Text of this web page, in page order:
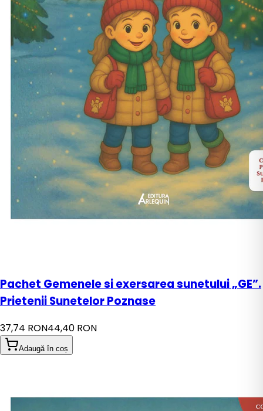
Pachet Gemenele si exersarea sunetului „GE”.
Prietenii Sunetelor Poznase
37,74 RON44,40 RON
Adaugă în coș